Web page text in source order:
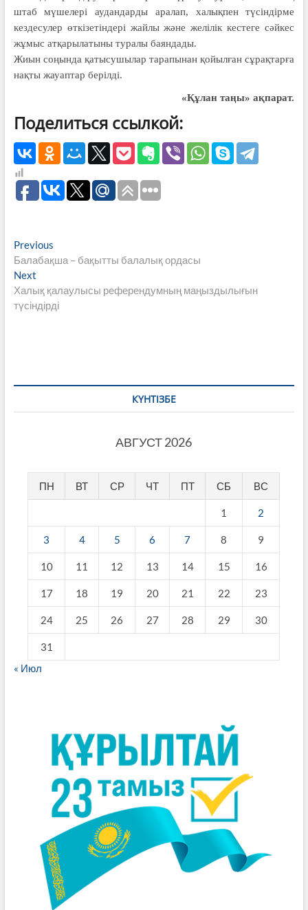
штаб мүшелері аудан­дарды аралап, халықпен түсіндірме
кездесу­лер өткізетіндері жайлы және желілік кестеге сәйкес
жұмыс атқарылатыны туралы баяндады.
Жиын соңында қатысушылар тарапынан қойылған сұрақтарға
нақты жауаптар берілді.
«Құлан таңы» ақпарат.
Поделиться ссылкой:
Навигация
по
записям
PreviousPrevious
post:
Балабақша – бақытты балалық ордасы
NextNext
post:
Халық қалаулысы референдумның маңыздылығын
түсіндірді
КҮНТІЗБЕ
АВГУСТ 2026
ПН ВТ СР ЧТ ПТ СБ ВС
1 2
3 4 5 6 7 8 9
10 11 12 13 14 15 16
17 18 19 20 21 22 23
24 25 26 27 28 29 30
31
« Июл